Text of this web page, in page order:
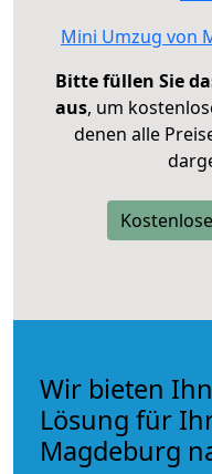
Mini Umzug von
Bitte füllen Sie
aus, um
denen alle
Wir bieten
Lösung für
Magdeburg